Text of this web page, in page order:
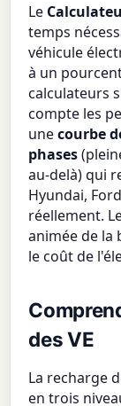
Le
temps
véhicule
à un
calculateurs
compte les
unecourbe
phases
au-delà) qui
Hyundai,
réellement.
animée de la
le coût de
des VE
La recharge
en trois